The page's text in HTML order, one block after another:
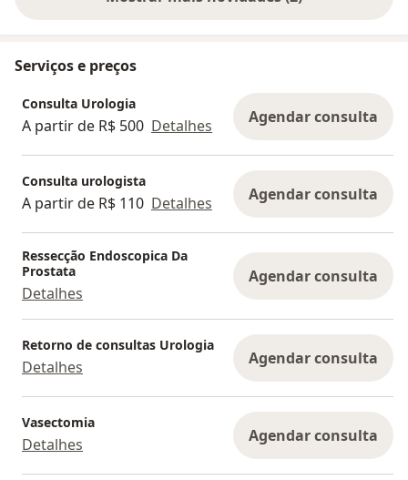
• URGÊNCIA: Se for urgente, entre em contato
imediatamente para que possamos oferecer o
Em caso de dúvidas, fale conosco pelo WhatsApp.
Será um prazer atendê-lo!
Serviços e preços
Consulta Urologia
A partir de R$ 500 Detalhes Agendar consulta
Consulta urologista
A partir de R$ 110 Detalhes Agendar consulta
Ressecção Endoscopica Da
Prostata
Detalhes
Agendar consulta
Retorno de consultas Urologia
Detalhes Agendar consulta
Vasectomia
Detalhes Agendar consulta